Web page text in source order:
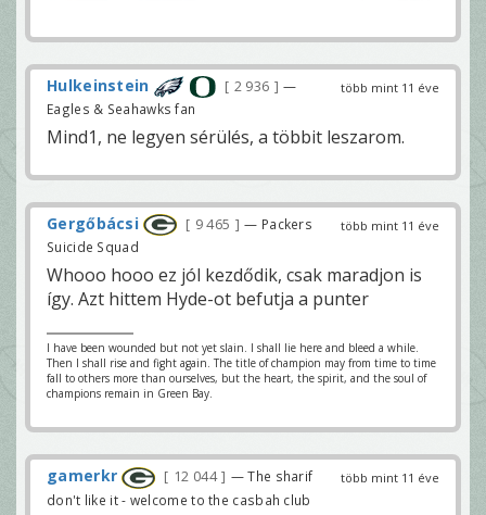
több mint 11 éve
Hulkeinstein 2 936
—
Eagles & Seahawks fan
Mind1, ne legyen sérülés, a többit leszarom.
több mint 11 éve
Gergőbácsi 9 465
— Packers
Suicide Squad
Whooo hooo ez jól kezdődik, csak maradjon is
így. Azt hittem Hyde-ot befutja a punter
I have been wounded but not yet slain. I shall lie here and bleed a while.
Then I shall rise and fight again. The title of champion may from time to time
fall to others more than ourselves, but the heart, the spirit, and the soul of
champions remain in Green Bay.
több mint 11 éve
gamerkr 12 044
— The sharif
don't like it - welcome to the casbah club